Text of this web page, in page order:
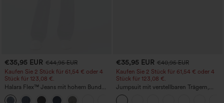
€35,95 EUR €44,95 EUR
Kaufen Sie 2 Stück für 61,54 € oder 4
Stück für 123,08 €.
Halara Flex™ Jeans mit hohem Bund
und Taschen, gewaschener, lässiger
Bootcut
€35,95 EUR €40,95 EUR
Kaufen Sie 2 Stück für 61,54 € oder 4
Stück für 123,08 €.
Jumpsuit mit verstellbaren Trägern,
gerafftem Detail, weitem Bein und
meliertem Stoff, lässig, mit Taschen -